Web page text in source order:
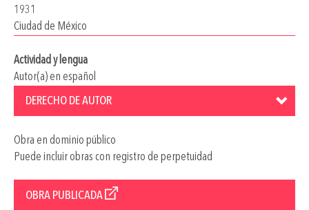
1931
Ciudad de México
Actividad y lengua
Autor(a) en español
DERECHO DE AUTOR
Obra en dominio público
Puede incluir obras con registro de perpetuidad
OBRA PUBLICADA